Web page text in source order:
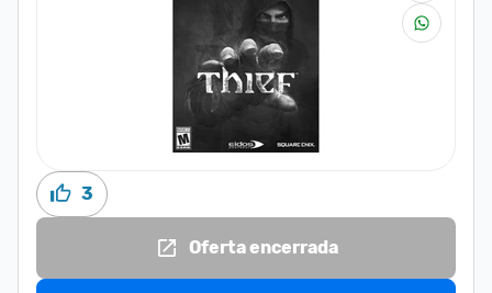
3
Oferta encerrada